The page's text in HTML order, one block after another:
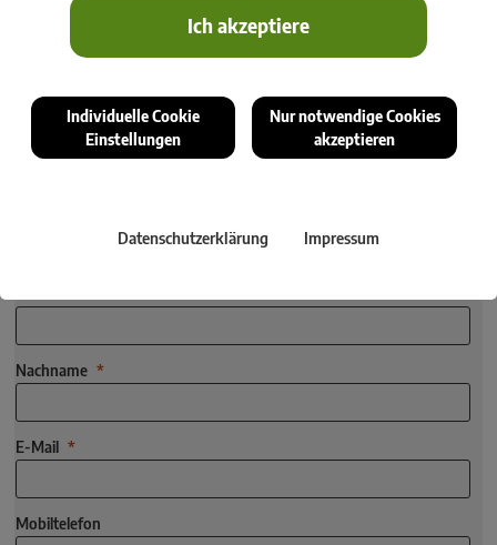
Ich akzeptiere
Individuelle Cookie
Einstellungen
Nur notwendige Cookies
akzeptieren
Datenschutzerklärung Impressum
Das Firmenmagazin GeoNews informiert über Aktuelles aus den
Bereichen Geomatik, Informationssysteme,
Anwendungsberichten,
Wissenschaftsartikeln sowie Produktneuerungen von rmDATA.
dem neuesten Stand.
Nachname
E-Mail
Mobiltelefon